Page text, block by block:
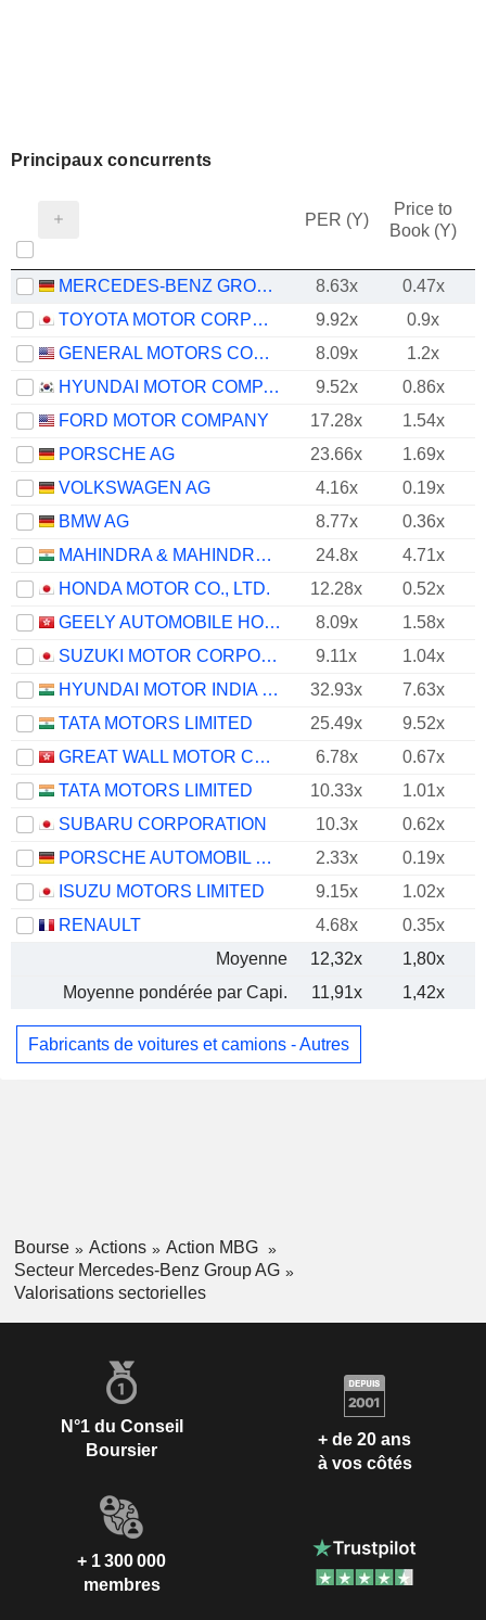
Principaux concurrents
PER (Y)
Price to
Book (Y)
MERCEDES-BENZ GROUP AG 8.63x
0.47x
TOYOTA MOTOR CORPORATION
9.92x
0.9x
GENERAL MOTORS COMPANY
8.09x
1.2x
HYUNDAI MOTOR COMPANY
9.52x
0.86x
FORD MOTOR COMPANY
17.28x
1.54x
PORSCHE AG
23.66x
1.69x
VOLKSWAGEN AG
4.16x
0.19x
BMW AG
8.77x
0.36x
MAHINDRA & MAHINDRA LIMITED
24.8x
4.71x
HONDA MOTOR CO., LTD.
12.28x
0.52x
GEELY AUTOMOBILE HOLDINGS LIMITED
8.09x
1.58x
SUZUKI MOTOR CORPORATION
9.11x
1.04x
HYUNDAI MOTOR INDIA LIMITED
32.93x 7.63x
TATA MOTORS LIMITED
25.49x
9.52x
GREAT WALL MOTOR COMPANY LIMITED
6.78x
0.67x
TATA MOTORS LIMITED
10.33x
1.01x
SUBARU CORPORATION
10.3x
0.62x
PORSCHE AUTOMOBIL HOLDING SE
2.33x
0.19x
ISUZU MOTORS LIMITED
9.15x
1.02x
RENAULT
4.68x
0.35x
Moyenne
12,32x
1,80x
Moyenne pondérée par Capi.
11,91x 1,42x
Fabricants de voitures et camions - Autres
Bourse Actions
Action MBG
Secteur Mercedes-Benz Group AG
Valorisations sectorielles
N°1 du Conseil
Boursier
+ de 20 ans
à vos côtés
+ 1 300 000
membres